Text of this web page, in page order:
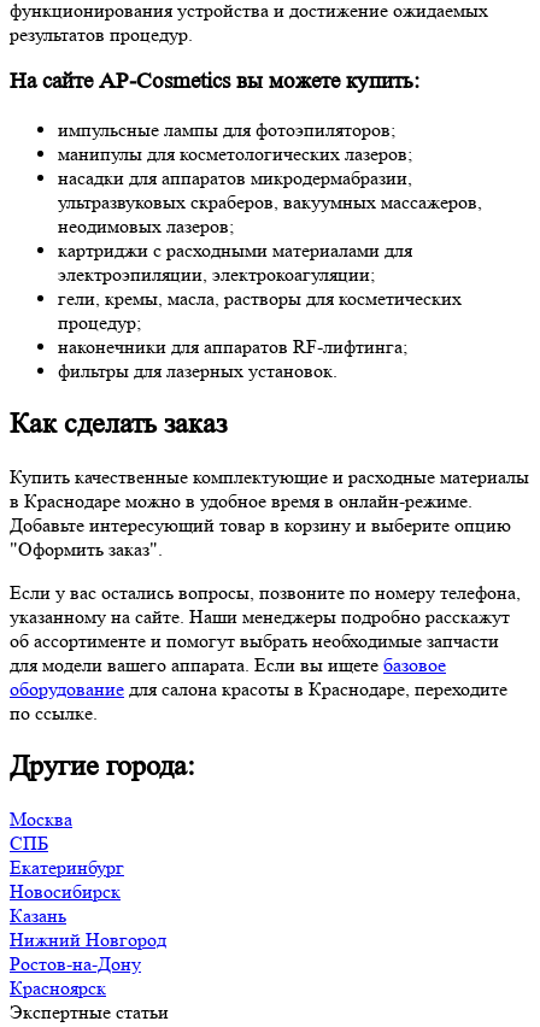
функционирования устройства и достижение ожидаемых
результатов процедур.
На сайте AP-Cosmetics вы можете купить:
импульсные лампы для фотоэпиляторов;
манипулы для косметологических лазеров;
насадки для аппаратов микродермабразии,
ультразвуковых скраберов, вакуумных массажеров,
неодимовых лазеров;
картриджи с расходными материалами для
электроэпиляции, электрокоагуляции;
гели, кремы, масла, растворы для косметических
процедур;
наконечники для аппаратов RF-лифтинга;
фильтры для лазерных установок.
Как сделать заказ
Купить качественные комплектующие и расходные материалы
в Краснодаре можно в удобное время в онлайн-режиме.
Добавьте интересующий товар в корзину и выберите опцию
"Оформить заказ".
Если у вас остались вопросы, позвоните по номеру телефона,
указанному на сайте. Наши менеджеры подробно расскажут
об ассортименте и помогут выбрать необходимые запчасти
для модели вашего аппарата. Если вы ищете базовое
оборудование для салона красоты в Краснодаре, переходите
по ссылке.
Другие города:
Москва
СПБ
Екатеринбург
Новосибирск
Казань
Нижний Новгород
Ростов-на-Дону
Красноярск
Экспертные статьи